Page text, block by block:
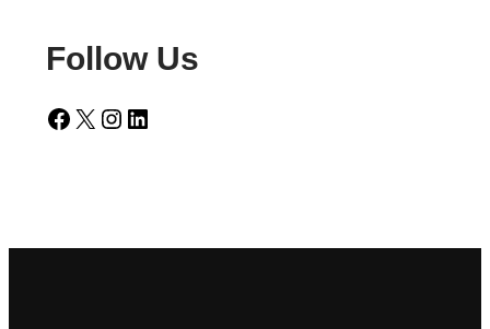
Follow Us
Facebook X Instagram LinkedIn